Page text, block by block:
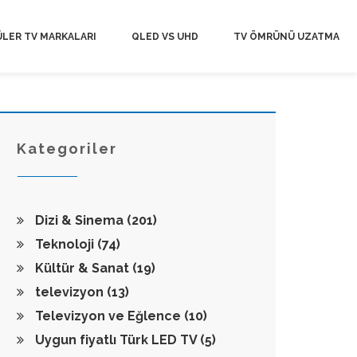
TV MARKALARI QLED VS UHD TV ÖMRÜNÜ UZATMA
Kategoriler
Dizi & Sinema (201)
Teknoloji (74)
Kültür & Sanat (19)
televizyon (13)
Televizyon ve Eğlence (10)
Uygun fiyatlı Türk LED TV (5)